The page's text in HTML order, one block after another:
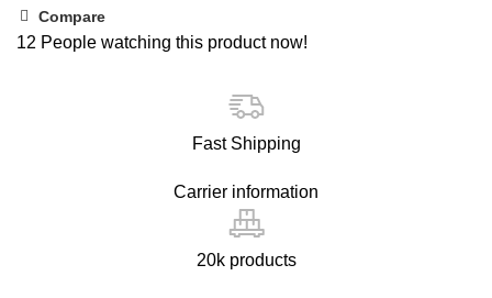
Compare
12 People watching this product now!
Fast Shipping
Carrier information
20k products